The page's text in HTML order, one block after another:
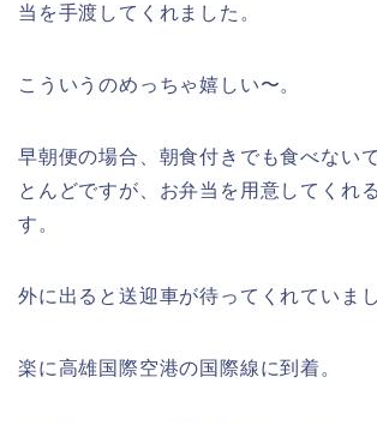
当を手渡してくれました。
こういうのめっちゃ嬉しい〜。
早朝便の場合、朝食付きでも食べない
とんどですが、お弁当を用意してくれ
す。
外に出ると送迎車が待ってくれていまし
楽に高雄国際空港の国際線に到着。